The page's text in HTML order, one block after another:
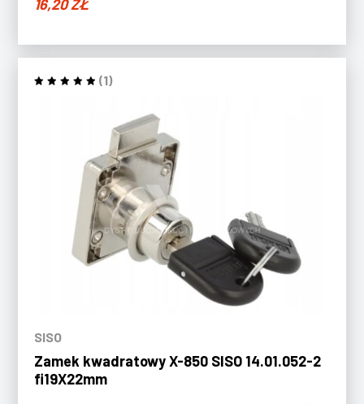
16,20ZŁ
(1)
SISO
Zamek kwadratowy X-850 SISO 14.01.052-2
fi19X22mm